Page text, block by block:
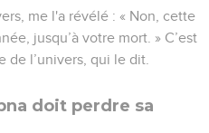
me l'a révélé : « Non, cette
jusqu’à votre mort. » C’est
de l’univers, qui le dit.
doit perdre sa